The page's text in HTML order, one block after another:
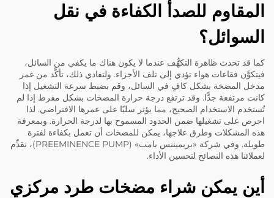
المقاوم للصدأ الكفاءة في نقل
السوائل؟
كما قد تحدث ظاهرة التكهُّف عندما لا يكون هناك ما يكفي من السائل،
فيتكوَّن فقاعات هواء تؤدي إلى تلف الأجزاء. ولتفادي ذلك، تأكَّد من غمر
مدخل المضخة بشكل كافٍ في السائل، وقم بضبط سرعة التشغيل إذا
كانت مرتفعة جدًّا. وقد ترتفع درجة حرارة المضخات بشكل مفرط إذا لم
تُستخدم الاستخدام الصحيح، مما يؤثر سلبًا على عمرها الافتراضي. لذا
احرص على تشغيلها ضمن الحدود المسموح بها لدرجة الحرارة. وبمعرفة
هذه المشكلات وطرق علاجها، يمكن للمضخات أن تعمل بكفاءة لفترة
طويلة. وفي شركة «بريميننس بامب» (PREEMINENCE PUMP)، نقدِّم
لعملائنا هذه النصائح لتحسين الأداء.
أين يمكن شراء مضخات طرد مركزي